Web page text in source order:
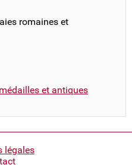
romaines et
et antiques
légales